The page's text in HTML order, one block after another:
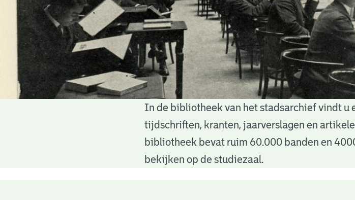
In de bibliotheek van het stadsarchief vindt u
tijdschriften, kranten, jaarverslagen en
bibliotheek bevat ruim 60.000 banden en
bekijken op de studiezaal.